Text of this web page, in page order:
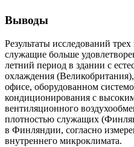
Выводы
Результаты исследований
служащие больше
летний период в здании с
охлаждения
офисе, оборудованном
кондиционирования с
вентиляционного
плотностью служащих
в Финляндии, согласно
внутреннего микроклимата.